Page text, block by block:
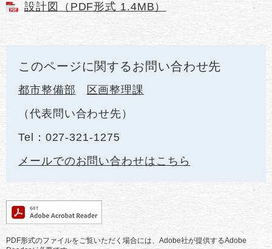
設計図（PDF形式 1.4MB）
このページに関するお問い合わせ先
都市整備部
区画整理課
代表問い合わせ先
Tel：027-321-1275
メールでのお問い合わせはこちら
PDF形式のファイルをご覧いただく場合には、Adobe社が提供するAdobe